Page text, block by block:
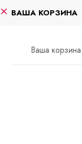
ВАША КОРЗИНА
Ваша корзина